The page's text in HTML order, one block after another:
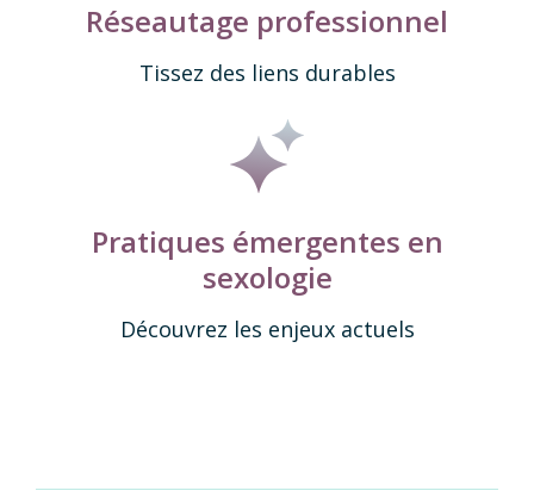
Réseautage professionnel
Tissez des liens durables
Pratiques émergentes en
sexologie
Découvrez les enjeux actuels